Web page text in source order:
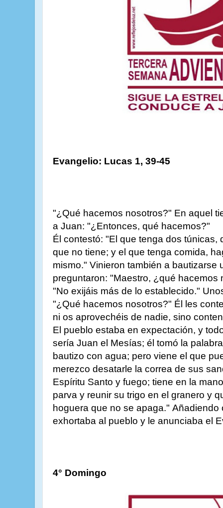
Evangelio: Lucas 1, 39-45
"¿Qué hacemos nosotros?" En aquel
a Juan: "¿Entonces, qué hacemos?"
Él contestó: "El que tenga dos túnicas,
que no tiene; y el que tenga comida,
mismo." Vinieron también a bautizarse
preguntaron: "Maestro, ¿qué hacemos
"No exijáis más de lo establecido."
"¿Qué hacemos nosotros?" Él les
ni os aprovechéis de nadie, sino
El pueblo estaba en expectación, y
sería Juan el Mesías; él tomó la
bautizo con agua; pero viene el que
merezco desatarle la correa de sus
Espíritu Santo y fuego; tiene en la
parva y reunir su trigo en el granero y
hoguera que no se apaga."
exhortaba al pueblo y le anunciaba el
4° Domingo